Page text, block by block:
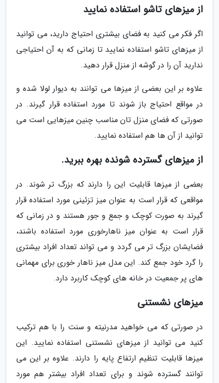
از میزهای تاشو استفاده نمایید
اگر فکر می کنید به فضای بیشتری احتیاج دارید، می توانید
از میزهای تاشو استفاده نمایید تا زمانی که به آن احتیاجی
ندارید آن را در گوشه از منزل قرار دهید.
علاوه بر این بعضی از میزها می توانند به دیوار لولا شده و
در مواقع احتیاج باز شوند تا مورد استفاده قرار گیرند. در
صورتی که فضای منزل تان مناسب چنین میزهایی است می
توانید از آن ها هم استفاده نمایید.
از میزهای گسترده شونده بهره ببرید.
بعضی از میزها قابلیت این را دارند که بزرگ تر شوند. در
مواقعی که قرار است به عنوان میز تزئینی مورد استفاده قرار
گیرند به صورت کوچک و جمع و جور هستند و در زمانی که
قرار است به عنوان میز ناهارخوری مورد استفاده باشند،
فضایشان بزرگ تر می گردد و می تواند تعداد افراد بیشتری
را گرد خود جمع کند. این مدل میز ناهار خوری برای مهمانی
های پر جمعیت در خانه های کوچک کاربرد دارد.
میزهای نشستنی
در صورتی که می خواهید مدرنیته و سنت را با هم ترکیب
کنید می توانید از میزهای نشستنی استفاده نمایید. این
میزها قابلیت تنظیم ارتفاع پایه را دارند. علاوه بر این می
توانند گسترده شوند و برای تعداد افراد بیشتر هم مورد